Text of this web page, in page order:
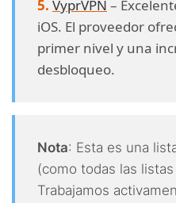
VyprVPN –
iOS. El proveedor
primer nivel y una
desbloqueo.
Nota: Esta es una
(como todas las
Trabajamos